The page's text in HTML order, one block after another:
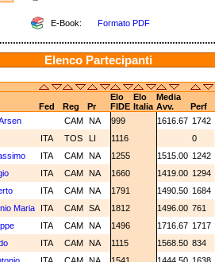
E-Book: Formato PDF
Elenco Partecipanti
Elo Elo Media
Fed Reg Pr FIDE Italia Avv. Perf
CAM NA 999 1616.67 1742
ITA TOS LI 1116 0
ITA CAM NA 1255 1515.00 1242
ITA CAM NA 1660 1419.00 1294
ITA CAM NA 1791 1490.50 1684
Maria ITA CAM SA 1812 1496.00 761
ITA CAM NA 1496 1716.67 1717
ITA CAM NA 1115 1568.50 834